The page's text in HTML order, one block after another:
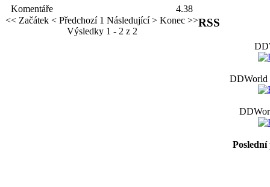
Komentáře
4.38
<< Začátek < Předchozí 1 Následující > Konec >>
Výsledky 1 - 2 z 2
RSS
DDWorld